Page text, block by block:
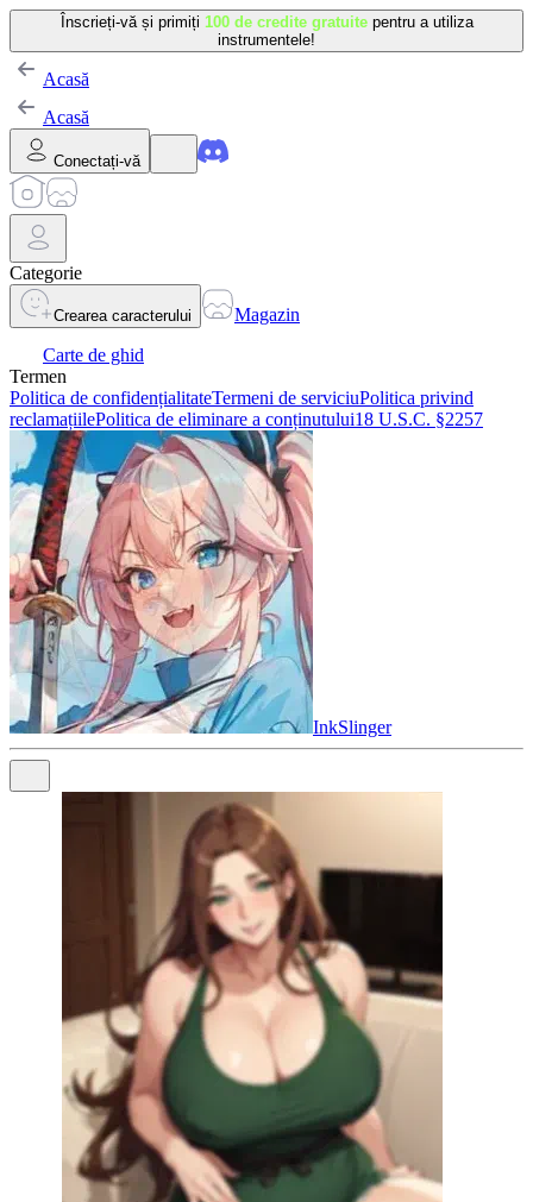
Înscrieți-vă și primiți 100 de credite gratuite pentru a utiliza
instrumentele!
Acasă
Acasă
Conectați-vă
Categorie
Crearea caracterului
Magazin
Carte de ghid
Termen
Politica de confidențialitateTermeni de serviciuPolitica privind
reclamațiilePolitica de eliminare a conținutului18 U.S.C. §2257
InkSlinger